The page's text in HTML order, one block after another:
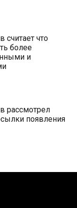
считает что
более
и
рассмотрел
появления